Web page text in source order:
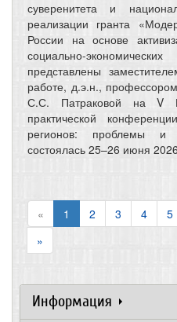
суверенитета и
реализации гранта
России на основе
социально-
представлены
работе, д.э.н.,
С.С. Патраковой на V
практической
регионов: проблемы и
состоялась 25–26 июня
« 1 2 3 4 5
»
Информация